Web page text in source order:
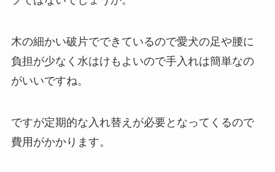
木の細かい破片でできているので愛犬の足や腰に
負担が少なく水はけもよいので手入れは簡単なの
がいいですね。
ですが定期的な入れ替えが必要となってくるので
費用がかかります。